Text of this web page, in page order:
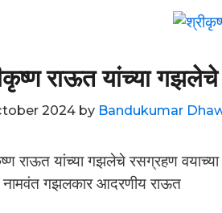
राऊत यांच्या
2024 by Bandukumar
राऊत यांच्या गझलेचे रसग्रहण वयाच्या
नामवंत गझलकार आदरणीय राऊत